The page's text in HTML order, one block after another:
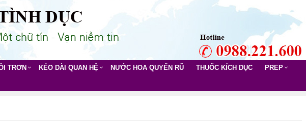
TRƠN KÉO DÀI QUAN HỆ NƯỚC HOA QUYẾN RŨ THUỐC KÍCH DỤC
PREP